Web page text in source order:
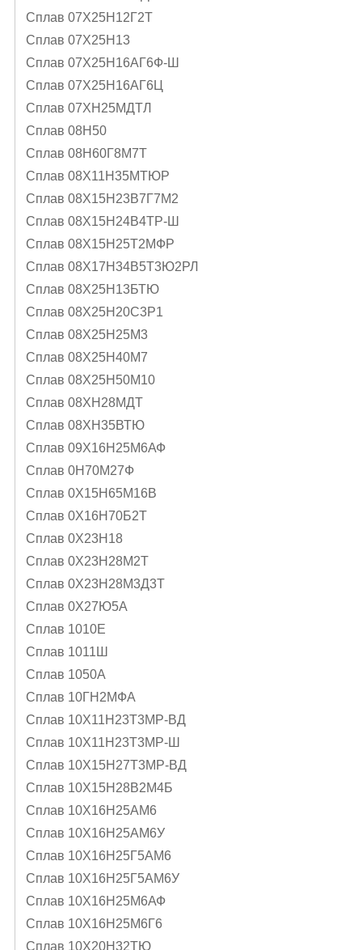
Сплав 07Х25Н12Г2Т
Сплав 07Х25Н13
Сплав 07Х25Н16АГ6Ф-Ш
Сплав 07Х25Н16АГ6Ц
Сплав 07ХН25МДТЛ
Сплав 08Н50
Сплав 08Н60Г8М7Т
Сплав 08Х11Н35МТЮР
Сплав 08Х15Н23В7Г7М2
Сплав 08Х15Н24В4ТР-Ш
Сплав 08Х15Н25Т2МФР
Сплав 08Х17Н34В5Т3Ю2РЛ
Сплав 08Х25Н13БТЮ
Сплав 08Х25Н20С3Р1
Сплав 08Х25Н25М3
Сплав 08Х25Н40М7
Сплав 08Х25Н50М10
Сплав 08ХН28МДТ
Сплав 08ХН35ВТЮ
Сплав 09Х16Н25М6АФ
Сплав 0Н70М27Ф
Сплав 0Х15Н65М16В
Сплав 0Х16Н70Б2Т
Сплав 0Х23Н18
Сплав 0Х23Н28М2Т
Сплав 0Х23Н28М3Д3Т
Сплав 0Х27Ю5А
Сплав 1010Е
Сплав 1011Ш
Сплав 1050А
Сплав 10ГН2МФА
Сплав 10Х11Н23Т3МР-ВД
Сплав 10Х11Н23Т3МР-Ш
Сплав 10Х15Н27Т3МР-ВД
Сплав 10Х15Н28В2М4Б
Сплав 10Х16Н25АМ6
Сплав 10Х16Н25АМ6У
Сплав 10Х16Н25Г5АМ6
Сплав 10Х16Н25Г5АМ6У
Сплав 10Х16Н25М6АФ
Сплав 10Х16Н25М6Г6
Сплав 10Х20Н32ТЮ